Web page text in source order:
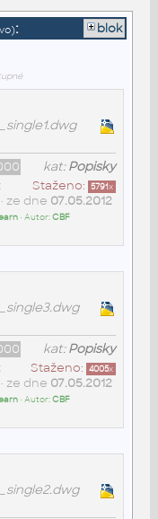
: blok
kat:Popisky
Staženo: 5791x
ze dne 07.05.2012
• Autor:CBF
kat:Popisky
Staženo: 4005x
ze dne 07.05.2012
• Autor:CBF